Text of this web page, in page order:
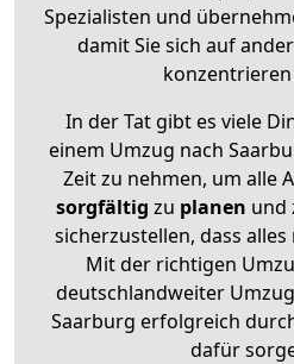
Spezialisten und
damit Sie sich auf
In der Tat gibt es viele
einem Umzug nach
Zeit zu nehmen, um alle
sorgfältig zu planen und
sicherzustellen, dass
Mit der richtigen
deutschlandweiter
Saarburg erfolgreich
dafür